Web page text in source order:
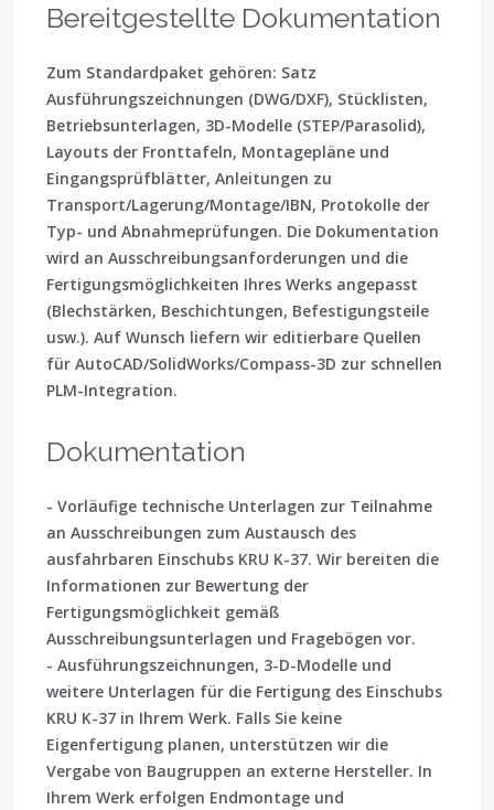
Bereitgestellte Dokumentation
Zum Standardpaket gehören: Satz
Ausführungszeichnungen (DWG/DXF), Stücklisten,
Betriebsunterlagen, 3D-Modelle (STEP/Parasolid),
Layouts der Fronttafeln, Montagepläne und
Eingangsprüfblätter, Anleitungen zu
Transport/Lagerung/Montage/IBN, Protokolle der
Typ- und Abnahmeprüfungen. Die Dokumentation
wird an Ausschreibungsanforderungen und die
Fertigungsmöglichkeiten Ihres Werks angepasst
(Blechstärken, Beschichtungen, Befestigungsteile
usw.). Auf Wunsch liefern wir editierbare Quellen
für AutoCAD/SolidWorks/Compass-3D zur schnellen
PLM-Integration.
Dokumentation
- Vorläufige technische Unterlagen zur Teilnahme
an Ausschreibungen zum Austausch des
ausfahrbaren Einschubs KRU K-37. Wir bereiten die
Informationen zur Bewertung der
Fertigungsmöglichkeit gemäß
Ausschreibungsunterlagen und Fragebögen vor.
- Ausführungszeichnungen, 3-D-Modelle und
weitere Unterlagen für die Fertigung des Einschubs
KRU K-37 in Ihrem Werk. Falls Sie keine
Eigenfertigung planen, unterstützen wir die
Vergabe von Baugruppen an externe Hersteller. In
Ihrem Werk erfolgen Endmontage und